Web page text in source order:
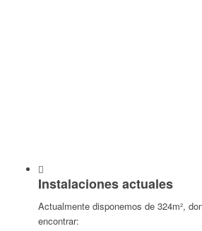
Instalaciones actuales
Actualmente disponemos de 324m²,
encontrar: